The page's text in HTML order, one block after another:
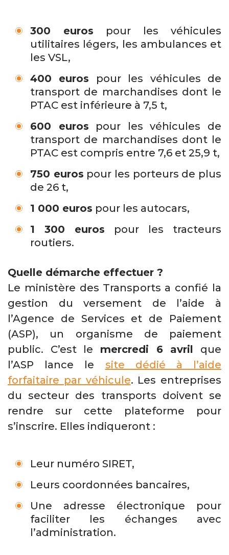
300 euros pour les véhicules
utilitaires légers, les ambulances et
les VSL,
400 euros pour les véhicules de
transport de marchandises dont le
PTAC est inférieure à 7,5 t,
600 euros pour les véhicules de
transport de marchandises dont le
PTAC est compris entre 7,6 et 25,9 t,
750 euros pour les porteurs de plus
de 26 t,
1 000 euros pour les autocars,
1 300 euros pour les tracteurs
routiers.
Quelle démarche effectuer ?
Le ministère des Transports a confié la
gestion du versement de l’aide à
l’Agence de Services et de Paiement
(ASP), un organisme de paiement
public. C’est le mercredi 6 avril que
l’ASP lance le site dédié à l’aide
forfaitaire par véhicule. Les entreprises
du secteur des transports doivent se
rendre sur cette plateforme pour
s’inscrire. Elles indiqueront :
Leur numéro SIRET,
Leurs coordonnées bancaires,
Une adresse électronique pour
faciliter les échanges avec
l’administration.